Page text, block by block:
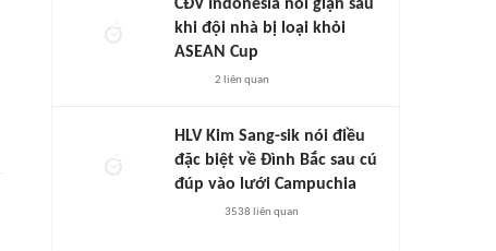
CĐV Indonesia nổi giận sau
khi đội nhà bị loại khỏi
ASEAN Cup
2 liên quan
HLV Kim Sang-sik nói điều
đặc biệt về Đình Bắc sau cú
đúp vào lưới Campuchia
3538 liên quan